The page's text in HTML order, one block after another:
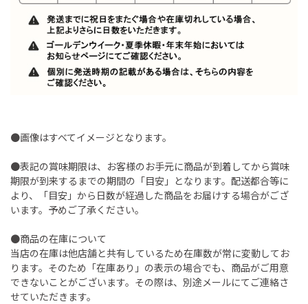
●画像はすべてイメージとなります。
●表記の賞味期限は、お客様のお手元に商品が到着してから賞味
期限が到来するまでの期間の「目安」となります。配送都合等に
より、「目安」から日数が経過した商品をお届けする場合がござ
います。予めご了承ください。
●商品の在庫について
当店の在庫は他店舗と共有しているため在庫数が常に変動してお
ります。そのため「在庫あり」の表示の場合でも、商品がご用意
できないことがございます。その際は、別途メールにてご連絡さ
せていただきます。